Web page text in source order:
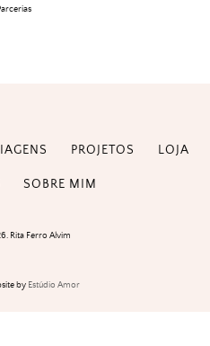
PROJETOS LOJA
SOBRE MIM
Rita Ferro Alvim
by Estúdio Amor